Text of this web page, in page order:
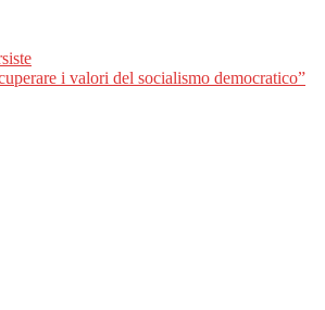
i valori del socialismo democratico”